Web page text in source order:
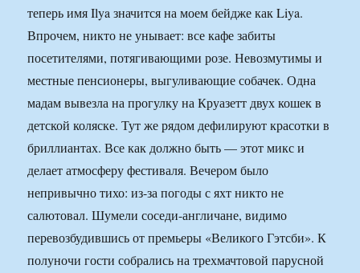
теперь имя Ilya значится на моем бейдже как Liya.
Впрочем, никто не унывает: все кафе забиты
посетителями, потягивающими розе. Невозмутимы и
местные пенсионеры, выгуливающие собачек. Одна
мадам вывезла на прогулку на Круазетт двух кошек в
детской коляске. Тут же рядом дефилируют красотки в
бриллиантах. Все как должно быть — этот микс и
делает атмосферу фестиваля. Вечером было
непривычно тихо: из-за погоды с яхт никто не
салютовал. Шумели соседи-англичане, видимо
перевозбудившись от премьеры «Великого Гэтсби». К
полуночи гости собрались на трехмачтовой парусной